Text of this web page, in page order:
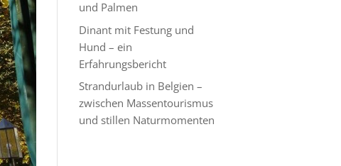
und Palmen
Dinant mit Festung und
Hund – ein
Erfahrungsbericht
Strandurlaub in Belgien –
zwischen Massentourismus
und stillen Naturmomenten